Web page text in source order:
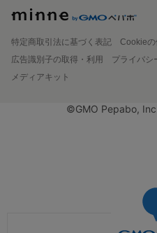
特定商取引法に基づく表記
Cookieの
広告識別子の取得・利用
プライバシ
メディアキット
©GMO Pepabo,